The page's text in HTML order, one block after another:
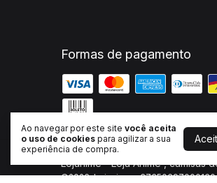
Ao navegar por este site você aceita
o uso de cookies para agilizar a sua
experiência de compra.
Formas de pagamento
Lojanime - Loja Anime , camisas
©2026. Lojanime -